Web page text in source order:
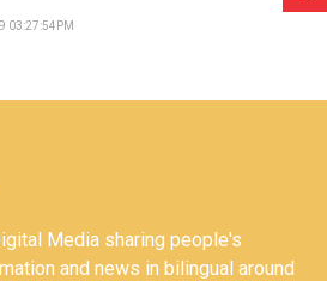
03:27:54PM
Media sharing people's
and news in bilingual around